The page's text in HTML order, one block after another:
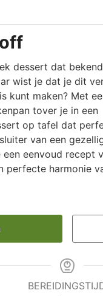
dessert dat
wist je dat je dit
kunt maken? Met
tover je in een
op tafel dat
van een
eenvoud recept
perfecte harmonie